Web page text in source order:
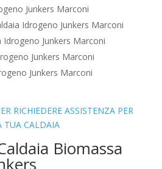
Junkers Marconi
Idrogeno Junkers Marconi
Idrogeno Junkers Marconi
Junkers Marconi
Junkers Marconi
RICHIEDERE ASSISTENZA PER
TUA CALDAIA
Biomassa